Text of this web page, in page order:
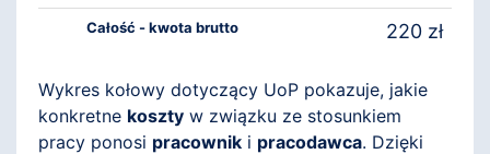
Całość - kwota brutto 220 zł
Wykres kołowy dotyczący UoP pokazuje, jakie
konkretne koszty w związku ze stosunkiem
pracy ponosi pracownik i pracodawca. Dzięki